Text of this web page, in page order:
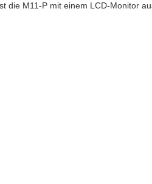
M11-P mit einem LCD-Monitor